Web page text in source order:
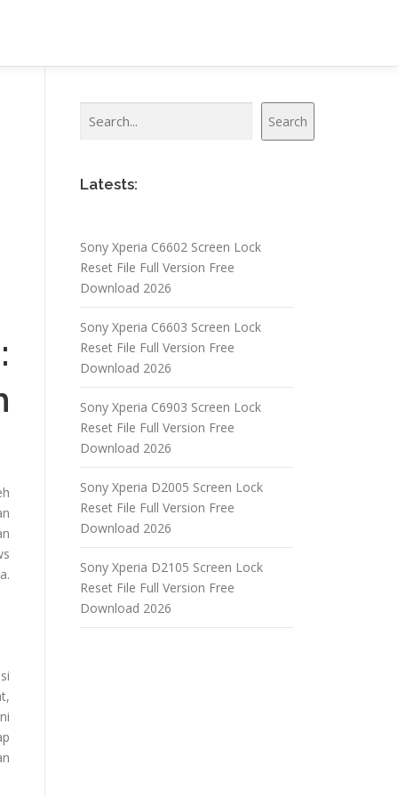
Search
Latests:
Sony Xperia C6602 Screen Lock
Reset File Full Version Free
Download 2026
Sony Xperia C6603 Screen Lock
Reset File Full Version Free
Download 2026
Sony Xperia C6903 Screen Lock
Reset File Full Version Free
Download 2026
Sony Xperia D2005 Screen Lock
Reset File Full Version Free
Download 2026
Sony Xperia D2105 Screen Lock
Reset File Full Version Free
Download 2026